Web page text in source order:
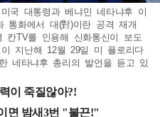
국 대통령과 베냐민 네타냐후 이
통화에서 대(對)이란 공격 재개
칸TV를 인용해 신화통신이 보도
지난해 12월 29일 미 플로리다
네타냐후 총리의 발언을 듣고 있